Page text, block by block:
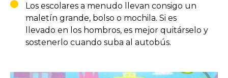
Los escolares a menudo llevan consigo un
maletín grande, bolso o mochila. Si es
llevado en los hombros, es mejor quitárselo y
sostenerlo cuando suba al autobús.